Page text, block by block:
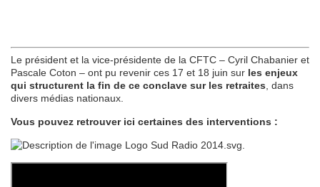
Le président et la vice-présidente de la CFTC – Cyril Chabanier et
Pascale Coton – ont pu revenir ces 17 et 18 juin sur les enjeux
qui structurent la fin de ce conclave sur les retraites , dans
divers médias nationaux.
Vous pouvez retrouver ici certaines des interventions :